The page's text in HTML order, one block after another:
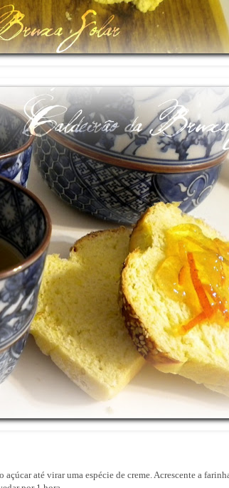
até virar uma espécie de creme.Acrescente a